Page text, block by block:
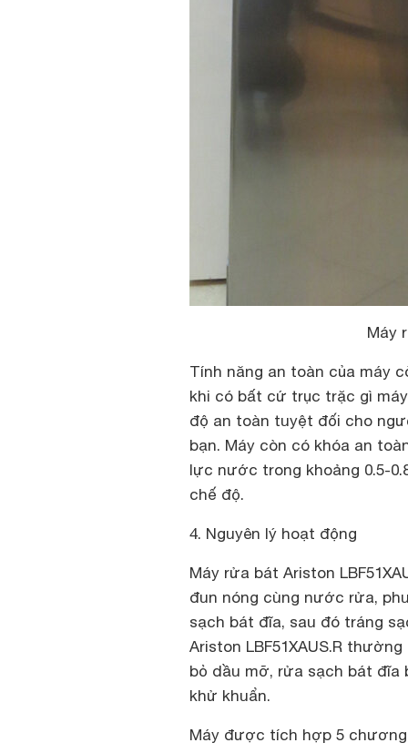
Máy
Tính năng an toàn của máy
khi có bất cứ trục trặc gì
độ an toàn tuyệt đối cho
bạn. Máy còn có khóa an
lực nước trong khoảng 0.5-
chế độ.
4. Nguyên lý hoạt động
Máy rửa bát Ariston
đun nóng cùng nước rửa,
sạch bát đĩa, sau đó tráng
Ariston LBF51XAUS.R
bỏ dầu mỡ, rửa sạch bát đĩa
khử khuẩn.
Máy được tích hợp 5